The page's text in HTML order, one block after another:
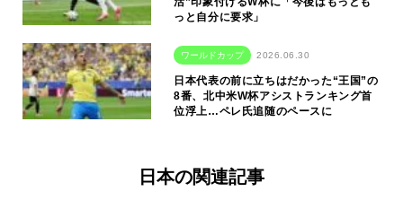
っと自分に要求」
ワールドカップ 2026.06.30
日本代表の前に立ちはだかった“王国”の
8番、北中米W杯アシストランキング首
位浮上…ペレ氏追随のペースに
日本の関連記事